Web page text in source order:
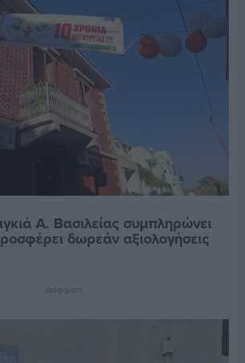
Α. Βασιλείας συμπληρώνει
δωρεάν αξιολογήσεις
Διαφήμιση